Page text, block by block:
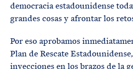
democracia estadounidense
grandes cosas y afrontar los
Por eso aprobamos
Plan de Rescate
inyecciones en los brazos de la